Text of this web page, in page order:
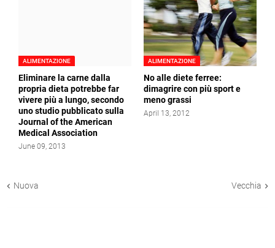
ALIMENTAZIONE
Eliminare la carne dalla
propria dieta potrebbe far
vivere più a lungo, secondo
uno studio pubblicato sulla
Journal of the American
Medical Association
June 09, 2013
ALIMENTAZIONE
No alle diete ferree:
dimagrire con più sport e
meno grassi
April 13, 2012
Nuova Vecchia